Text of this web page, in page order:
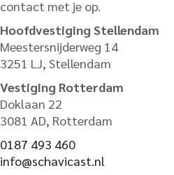
contact met je op.
Hoofdvestiging Stellendam
Meestersnijderweg 14
3251 LJ, Stellendam
Vestiging Rotterdam
Doklaan 22
3081 AD, Rotterdam
0187 493 460
info@schavicast.nl